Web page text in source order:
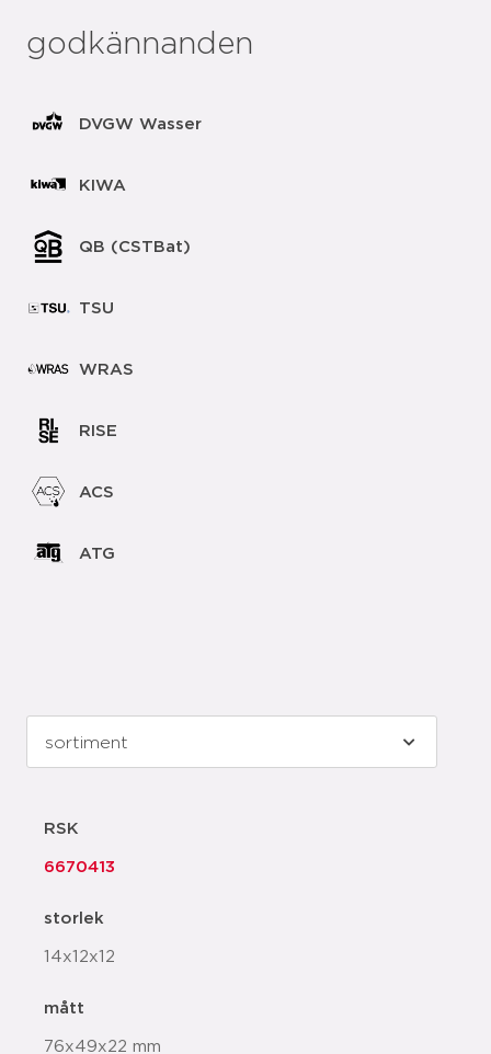
godkännanden
DVGW Wasser
KIWA
QB (CSTBat)
TSU
WRAS
RISE
ACS
ATG
RSK
6670413
storlek
14x12x12
mått
76x49x22 mm